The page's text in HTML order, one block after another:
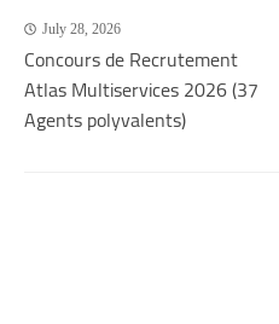
July 28, 2026
Concours de Recrutement
Atlas Multiservices 2026 (37
Agents polyvalents)